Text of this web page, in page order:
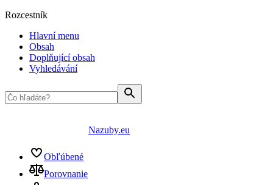
Rozcestník
Hlavní menu
Obsah
Doplňující obsah
Vyhledávání
Nazuby.eu
Obľúbené
Porovnanie